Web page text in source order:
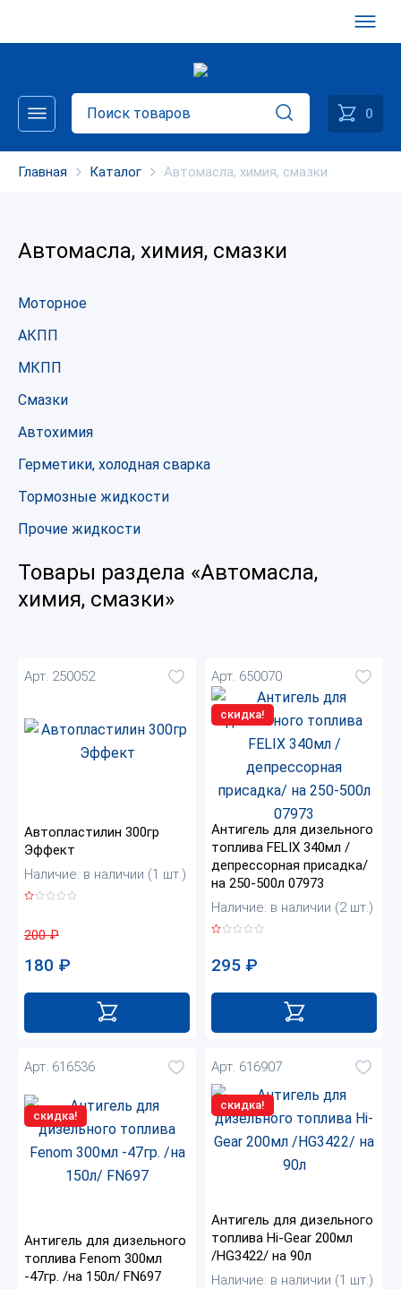
0
Главная Каталог Автомасла, химия, смазки
Автомасла, химия, смазки
Моторное
АКПП
МКПП
Смазки
Автохимия
Герметики, холодная сварка
Тормозные жидкости
Прочие жидкости
Товары раздела «Автомасла,
химия, смазки»
Арт. 250052
Автопластилин 300гр
Эффект
Наличие: в наличии (1 шт.)
200₽
180 ₽
Арт. 650070
скидка!
Антигель для дизельного
топлива FELIX 340мл /
депрессорная присадка/
на 250-500л 07973
Наличие: в наличии (2 шт.)
295 ₽
Арт. 616536
скидка!
Антигель для дизельного
топлива Fenom 300мл
-47гр. /на 150л/ FN697
Арт. 616907
скидка!
Антигель для дизельного
топлива Hi-Gear 200мл
/HG3422/ на 90л
Наличие: в наличии (1 шт.)